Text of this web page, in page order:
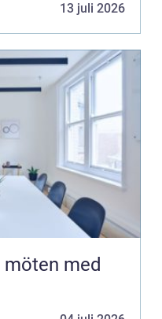
13 juli 2026